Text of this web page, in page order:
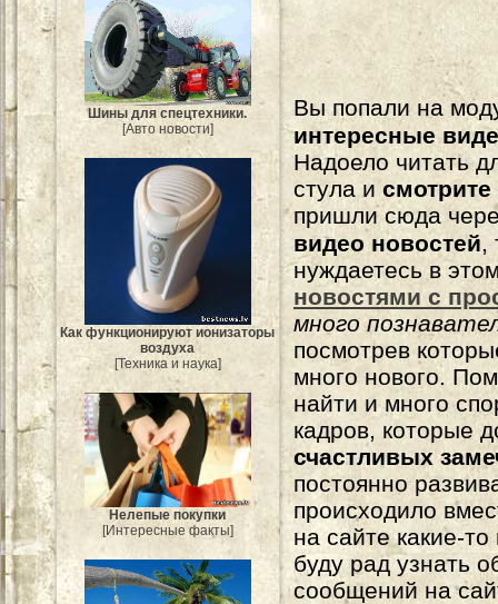
Шины для спецтехники.
[Авто новости]
Как функционируют ионизаторы
воздуха
[Техника и наука]
Нелепые покупки
[Интересные факты]
Вы попали на
интересные
Надоело читать
стула и
пришли сюда
видео новостей,
нуждаетесь в
новостями с
много
посмотрев
много нового.
найти и много
кадров, которые
счастливых
постоянно
происходило
на сайте какие-
буду рад узнать
сообщений на